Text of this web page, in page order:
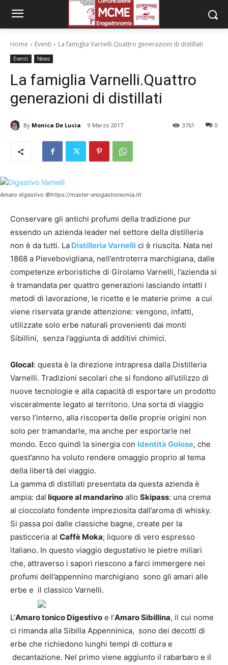
Home Eventi La famiglia Varnelli.Quattro generazioni di distillati
Eventi News
La famiglia Varnelli.Quattro
generazioni di distillati
By Monica De Lucia 9 Marzo 2017 0
3761
Amaro digestivo ©https://master-enogastronomia.itt
Conservare gli antichi profumi della tradizione pur
essendo un azienda leader nel settore della distilleria
non è da tutti. La Distilleria Varnelli ci è riuscita. Nata nel
1868 a Pievebovigliana, nell’entroterra marchigiana, dalle
competenze erboristiche di Girolamo Varnelli, l’azienda si
è tramandata per quattro generazioni lasciando intatti i
metodi di lavorazione, le ricette e le materie prime a cui
viene riservata grande attenzione: vengono, infatti,
utilizzate solo erbe naturali provenienti dai monti
Sibillini, senza l’aggiunta di additivi chimici.
Glocal: questa è la direzione intrapresa dalla Distilleria
Varnelli. Tradizioni secolari che si fondono all’utilizzo di
nuove tecnologie e alla capacità di esportare un prodotto
visceralmente legato al territorio. Una sorta di viaggio
verso l’interno, alla riscoperta delle proprie origini non
solo per tramandarle, ma anche per esportarle nel
mondo. Ecco quindi la sinergia con Identità Golose, che
quest’anno ha voluto rendere omaggio proprio al tema
della libertà del viaggio.
La gamma di distillati presentata da questa azienda è
ampia: dal liquore al mandarino allo Skipass: una crema
al cioccolato fondente impreziosita dall’aroma di whisky.
Si passa poi dalle classiche bagne, create per la
pasticceria al Caffè Moka; liquore di vero espresso
italiano. In questo viaggio degustativo le pietre miliari
che, attraverso i sapori riescono a farci immergere nei
profumi dell’appennino marchigiano sono gli amari alle
erbe e il classico Varnelli.
L’Amaro tonico Digestivo e l’Amaro Sibillina, il cui nome
ci rimanda alla Sibilla Appenninica, sono dei decotti di
erbe che richiedono lunghi tempi di cottura e
decantazione. Nel primo viene aggiunto il rabarbaro e il